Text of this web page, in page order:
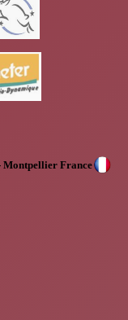
Montpellier France